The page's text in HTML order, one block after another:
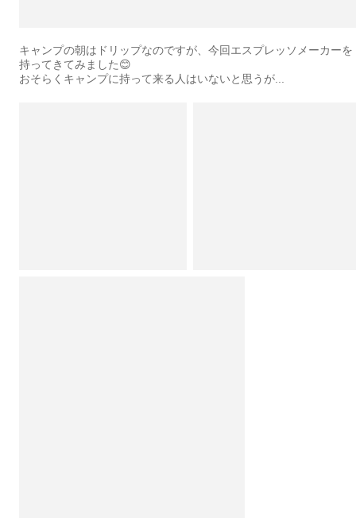
キャンプの朝はドリップなのですが、今回エスプレッソメーカーを
持ってきてみました😊
おそらくキャンプに持って来る人はいないと思うが...